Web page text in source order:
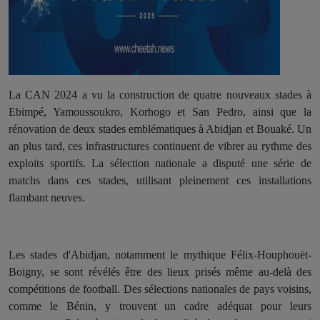
La CAN 2024 a vu la construction de quatre nouveaux stades à
Ebimpé, Yamoussoukro, Korhogo et San Pedro, ainsi que la
rénovation de deux stades emblématiques à Abidjan et Bouaké. Un
an plus tard, ces infrastructures continuent de vibrer au rythme des
exploits sportifs. La sélection nationale a disputé une série de
matchs dans ces stades, utilisant pleinement ces installations
flambant neuves.
Les stades d'Abidjan, notamment le mythique Félix-Houphouët-
Boigny, se sont révélés être des lieux prisés même au-delà des
compétitions de football. Des sélections nationales de pays voisins,
comme le Bénin, y trouvent un cadre adéquat pour leurs